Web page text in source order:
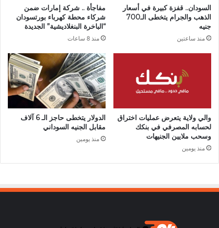
السودان.. قفزة كبيرة في أسعار
الذهب والجرام يتخطى الـ700
جنيه
منذ ساعتين
مفاجأة .. شركة إمارات ضمن
شركاء محطة كهرباء بورتسودان
“الباخرة البنغلاديشية” الجديدة
منذ 8 ساعات
والي ولاية يتعرض عمليات اختراق
لحسابه المصرفي في بنكك
وسحب ملايين الجنيهات
منذ يومين
الدولار يتخطى حاجز الـ 6 آلاف
مقابل الجنيه السوداني
منذ يومين